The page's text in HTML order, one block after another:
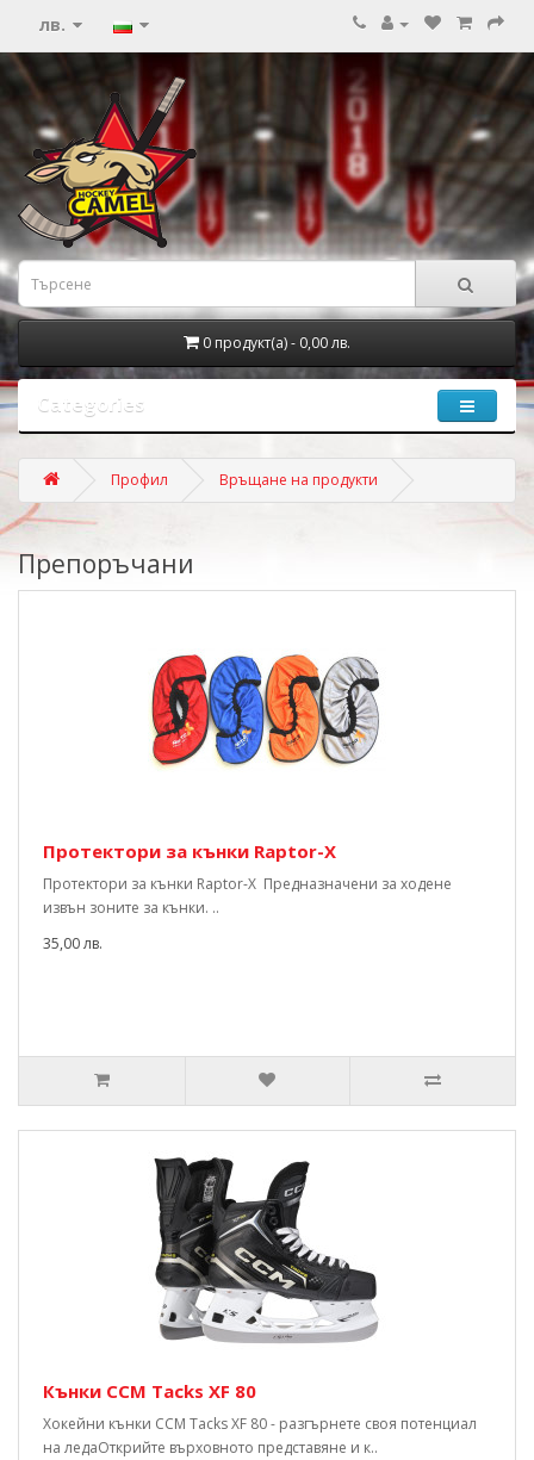
лв.
0 продукт(а) - 0,00 лв.
Categories
Профил Връщане на продукти
Препоръчани
Протектори за кънки Raptor-X
Протектори за кънки Raptor-X Предназначени за ходене
извън зоните за кънки. ..
35,00 лв.
Кънки CCM Tacks XF 80
Хокейни кънки CCM Tacks XF 80 - разгърнете своя потенциал
на ледаОткрийте върховното представяне и к..